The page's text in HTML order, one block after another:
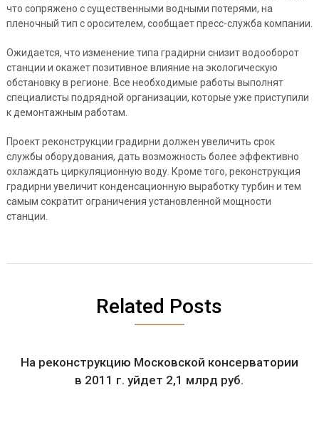
что сопряжено с существенными водными потерями, на
пленочный тип с оросителем, сообщает пресс-служба компании.
Ожидается, что изменение типа градирни снизит водооборот
станции и окажет позитивное влияние на экологическую
обстановку в регионе. Все необходимые работы выполнят
специалисты подрядной организации, которые уже приступили
к демонтажным работам.
Проект реконструкции градирни должен увеличить срок
службы оборудования, дать возможность более эффективно
охлаждать циркуляционную воду. Кроме того, реконструкция
градирни увеличит конденсационную выработку турбин и тем
самым сократит ограничения установленной мощности
станции.
Related Posts
На реконструкцию Московской консерватории
в 2011 г. уйдет 2,1 млрд руб.